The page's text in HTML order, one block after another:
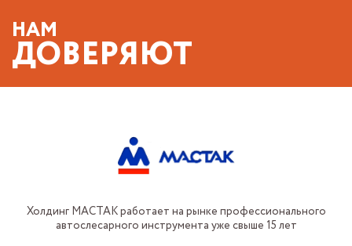
НАМ
ДОВЕРЯЮТ
Холдинг МАСТАК работает на рынке профессионального
автослесарного инструмента уже свыше 15 лет